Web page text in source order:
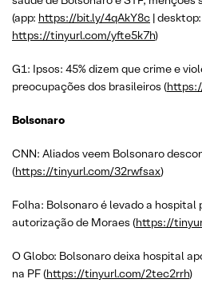
(app: https://bit.ly/4qAkY8c | desktop:
https://tinyurl.com/yfte5k7h)
G1: Ipsos: 45% dizem que crime e
preocupações dos brasileiros (
Bolsonaro
CNN: Aliados veem Bolsonaro
(https://tinyurl.com/32rwfsax)
Folha: Bolsonaro é levado a hospital
autorização de Moraes (https://
O Globo: Bolsonaro deixa hospital
na PF (https://tinyurl.com/2tec2rrh)